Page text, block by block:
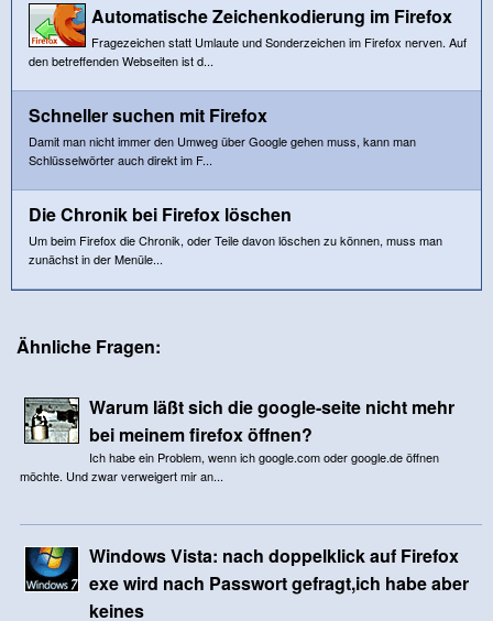
Automatische Zeichenkodierung im Firefox
Fragezeichen statt Umlaute und Sonderzeichen im Firefox nerven. Auf
den betreffenden Webseiten ist d...
Schneller suchen mit Firefox
Damit man nicht immer den Umweg über Google gehen muss, kann man
Schlüsselwörter auch direkt im F...
Die Chronik bei Firefox löschen
Um beim Firefox die Chronik, oder Teile davon löschen zu können, muss man
zunächst in der Menüle...
Ähnliche Fragen:
Warum läßt sich die google-seite nicht mehr
bei meinem firefox öffnen?
Ich habe ein Problem, wenn ich google.com oder google.de öffnen
möchte. Und zwar verweigert mir an...
Windows Vista: nach doppelklick auf Firefox
exe wird nach Passwort gefragt,ich habe aber
keines